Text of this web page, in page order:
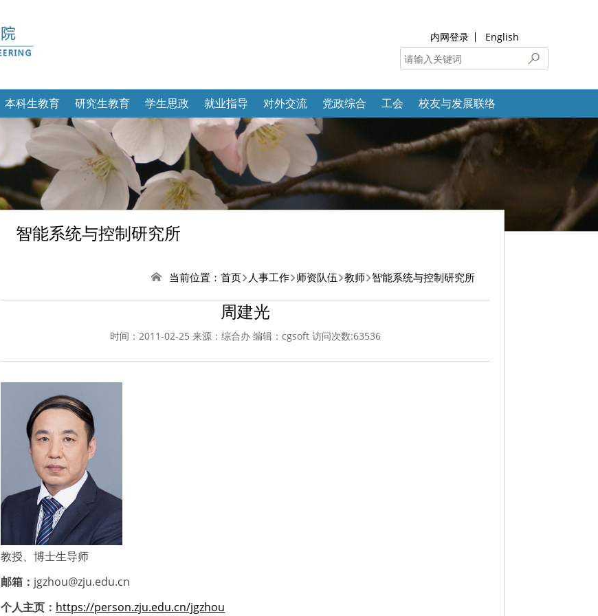
内网登录 English
本科生教育 研究生教育 学生思政 就业指导 对外交流 党政综合 工会 校友与发展联络
智能系统与控制研究所
当前位置： 首页 人事工作 师资队伍 教师 智能系统与控制研究所
周建光
时间：2011-02-25 来源：综合办 编辑：cgsoft 访问次数:63536
教授、博士生导师
邮箱： jgzhou@zju.edu.cn
个人主页： https://person.zju.edu.cn/jgzhou